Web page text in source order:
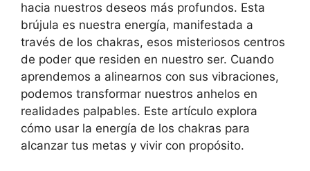
hacia nuestros deseos más profundos. Esta
brújula es nuestra energía, manifestada a
través de los chakras, esos misteriosos centros
de poder que residen en nuestro ser. Cuando
aprendemos a alinearnos con sus vibraciones,
podemos transformar nuestros anhelos en
realidades palpables. Este artículo explora
cómo usar la energía de los chakras para
alcanzar tus metas y vivir con propósito.